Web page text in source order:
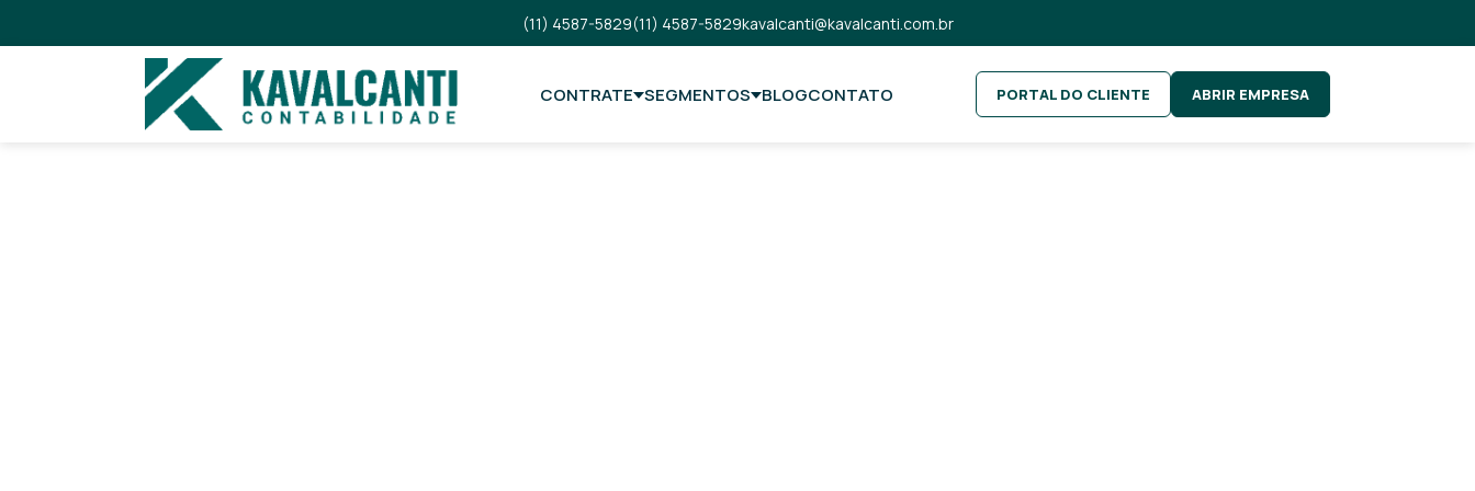
(11) 4587-5829(11) 4587-5829kavalcanti@kavalcanti.com.br
CONTRATE SEGMENTOS BLOGCONTATO PORTAL DO CLIENTE ABRIR EMPRESA